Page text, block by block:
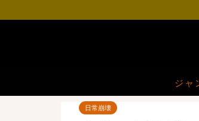
ジャ
日常崩壊